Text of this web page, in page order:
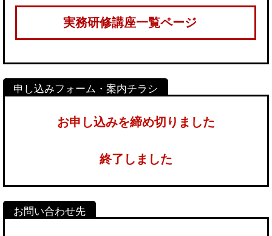
実務研修講座一覧ページ
お申し込みを締め切りました
終了しました